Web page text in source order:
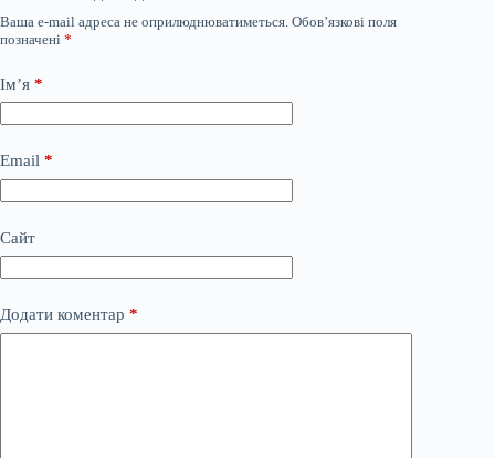
Ваша e-mail адреса не оприлюднюватиметься. Обов’язкові поля
позначені *
Ім’я *
Email *
Сайт
Додати коментар *